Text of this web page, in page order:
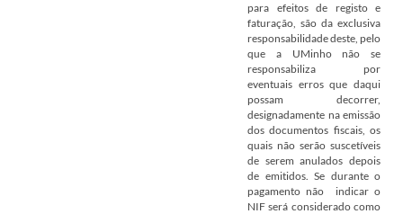
para efeitos de registo e
faturação, são da exclusiva
responsabilidade deste, pelo
que a UMinho não se
responsabiliza por
eventuais erros que daqui
possam decorrer,
designadamente na emissão
dos documentos fiscais, os
quais não serão suscetíveis
de serem anulados depois
de emitidos. Se durante o
pagamento não indicar o
NIF será considerado como